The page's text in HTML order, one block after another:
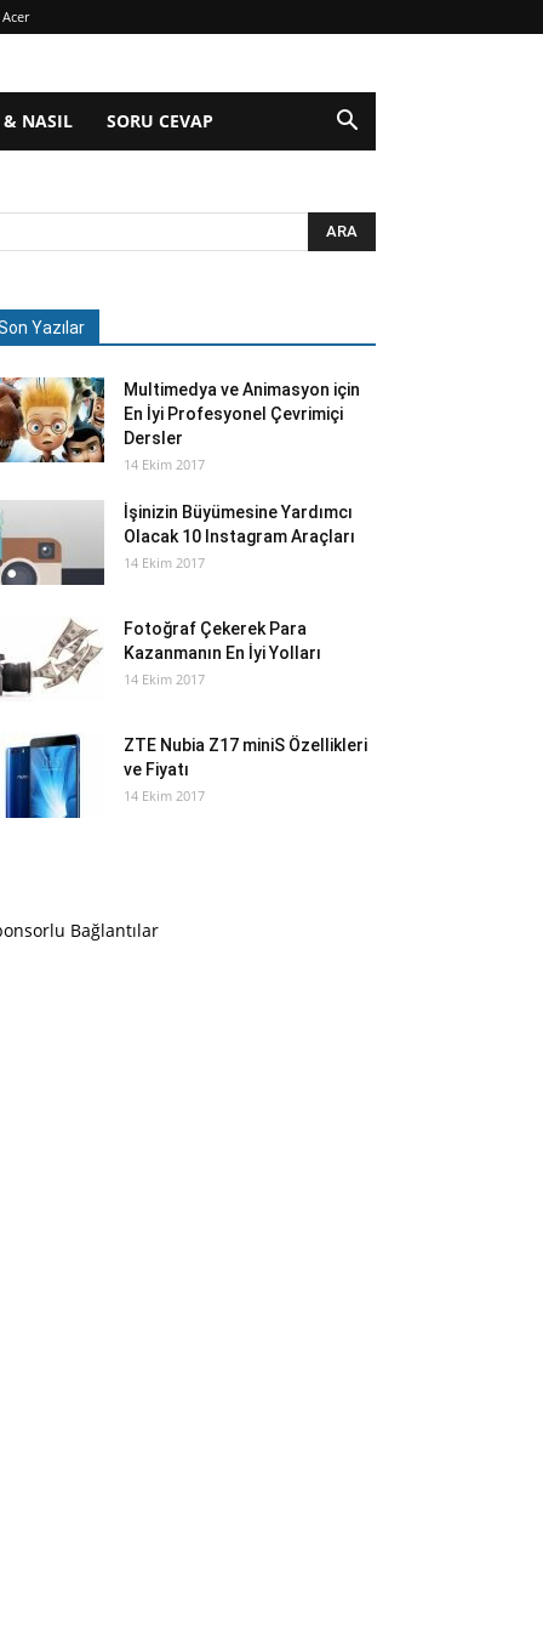
Acer
& NASIL SORU CEVAP
Yazılar
Multimedya ve Animasyon için
En İyi Profesyonel Çevrimiçi
Dersler
14 Ekim 2017
İşinizin Büyümesine Yardımcı
Olacak 10 Instagram Araçları
14 Ekim 2017
Fotoğraf Çekerek Para
Kazanmanın En İyi Yolları
14 Ekim 2017
ZTE Nubia Z17 miniS Özellikleri
ve Fiyatı
14 Ekim 2017
Bağlantılar